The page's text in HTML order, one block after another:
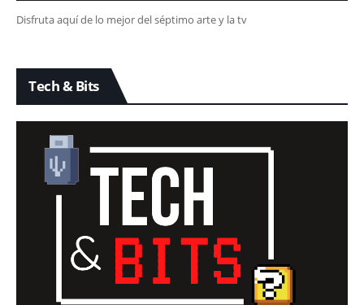
Disfruta aquí de lo mejor del séptimo arte y la tv
Tech & Bits